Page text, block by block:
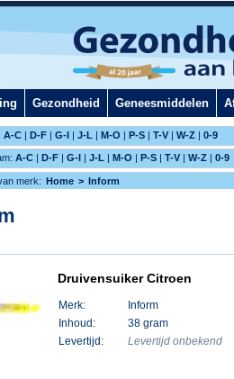
Gezondheid Geneesmiddelen
A-C | D-F | G-I | J-L | M-O | P-S | T-V | W-Z | 0-9
A-C | D-F | G-I | J-L | M-O | P-S | T-V | W-Z | 0-9
merk: Home Inform
Druivensuiker Citroen
Merk:
Inform
Inhoud:
38 gram
Levertijd:
Levertijd onbekend